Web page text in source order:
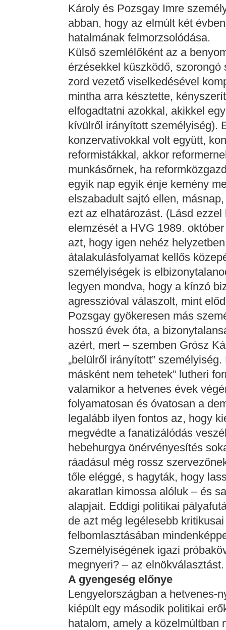
Károly és Pozsgay Imre
abban, hogy az elmúlt két
hatalmának felmorzsolódása.
Külső szemlélőként az a
érzésekkel küszködő,
zord vezető viselkedésével
mintha arra késztette,
elfogadtatni azokkal, akikkel
kívülről irányított személyiség).
konzervatívokkal volt együtt,
reformistákkal, akkor
munkásőrnek, ha
egyik nap egyik énje kemény
elszabadult sajtó ellen,
ezt az elhatározást. (Lásd
elemzését a HVG 1989.
azt, hogy igen nehéz
átalakulásfolyamat kellős
személyiségek is
legyen mondva, hogy a kínzó
agresszióval válaszolt, mint
Pozsgay gyökeresen más
hosszú évek óta, a
azért, mert – szemben Grósz
„belülről irányított”
másként nem tehetek” lutheri
valamikor a hetvenes évek
folyamatosan és óvatosan a
legalább ilyen fontos az, hogy
megvédte a fanatizálódás
hebehurgya önérvényesítés
ráadásul még rossz
tőle eléggé, s hagyták, hogy
akaratlan kimossa alóluk – és
alapjait. Eddigi politikai
de azt még legélesebb
felbomlasztásában
Személyiségének igazi
megnyeri? – az elnökválasztást.
A gyengeség előnye
Lengyelországban a hetvenes-
kiépült egy második politikai
hatalom, amely a közelmúltban